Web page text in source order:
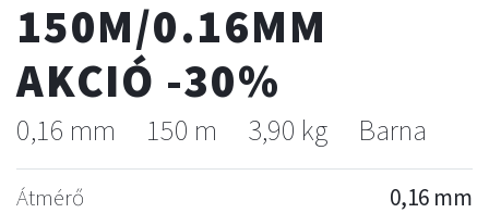
150M/0.16MM
AKCIÓ -30%
0,16 mm 150 m 3,90 kg Barna
Átmérő
0,16 mm